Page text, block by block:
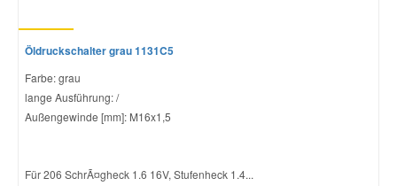
Öldruckschalter grau 1131C5
Farbe: grau
lange Ausführung: /
Außengewinde [mm]: M16x1,5
Für 206 SchrÃ¤gheck 1.6 16V, Stufenheck 1.4...